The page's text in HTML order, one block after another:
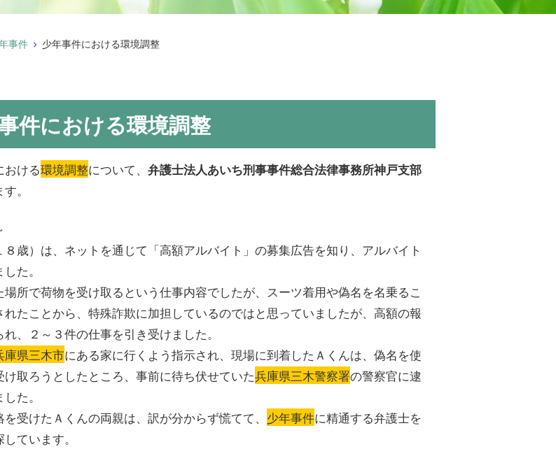
事件 少年事件における環境調整
件における環境調整
おける環境調整について、 弁護士法人あいち刑事事件総合法律事務所神戸支部
。
８歳）は、ネットを通じて「高額アルバイト」の募集広告を知り、アルバイト
た。
場所で荷物を受け取るという仕事内容でしたが、スーツ着用や偽名を名乗るこ
れたことから、特殊詐欺に加担しているのではと思っていましたが、高額の報
、２～３件の仕事を引き受けました。
庫県三木市にある家に行くよう指示され、現場に到着したＡくんは、偽名を使
け取ろうとしたところ、事前に待ち伏せていた兵庫県三木警察署の警察官に逮
た。
受けたＡくんの両親は、訳が分からず慌てて、 少年事件に精通する弁護士を
ています。